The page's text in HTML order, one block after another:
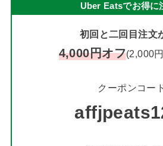
Uber Eatsでお得に
初回と二回目注文
4,000円オフ(2,000
クーポンコー